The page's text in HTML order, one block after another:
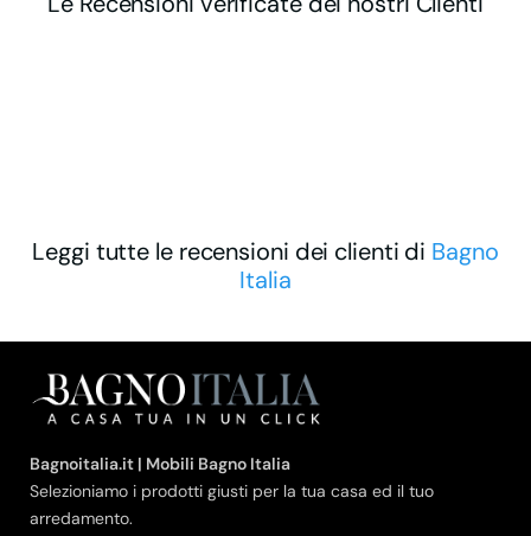
Leggi tutte le recensioni dei clienti di Bagno
Italia
Bagnoitalia.it | Mobili Bagno Italia
Selezioniamo i prodotti giusti per la tua casa ed il tuo
arredamento.